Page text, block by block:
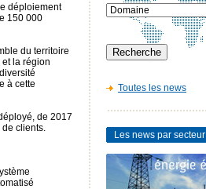
déploiement
150 000
du territoire
et la région
à cette
de 2017
de clients.
Toutes les news
Les news par secteur